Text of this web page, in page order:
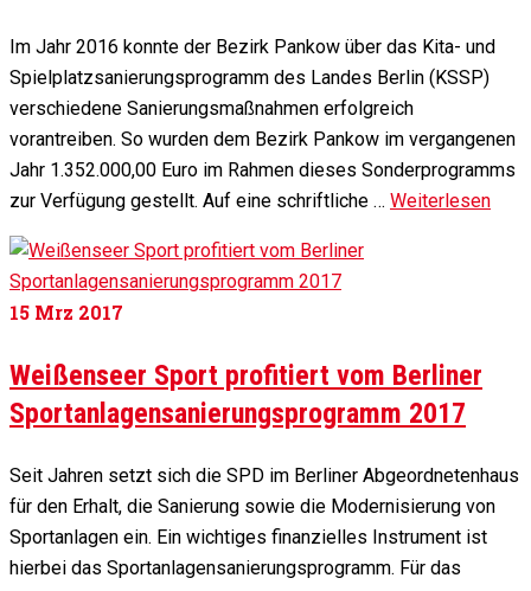
Im Jahr 2016 konnte der Bezirk Pankow über das Kita- und
Spielplatzsanierungsprogramm des Landes Berlin (KSSP)
verschiedene Sanierungsmaßnahmen erfolgreich
vorantreiben. So wurden dem Bezirk Pankow im vergangenen
Jahr 1.352.000,00 Euro im Rahmen dieses Sonderprogramms
zur Verfügung gestellt. Auf eine schriftliche … Weiterlesen
15 Mrz 2017
Weißenseer Sport profitiert vom Berliner
Sportanlagensanierungsprogramm 2017
Seit Jahren setzt sich die SPD im Berliner Abgeordnetenhaus
für den Erhalt, die Sanierung sowie die Modernisierung von
Sportanlagen ein. Ein wichtiges finanzielles Instrument ist
hierbei das Sportanlagensanierungsprogramm. Für das